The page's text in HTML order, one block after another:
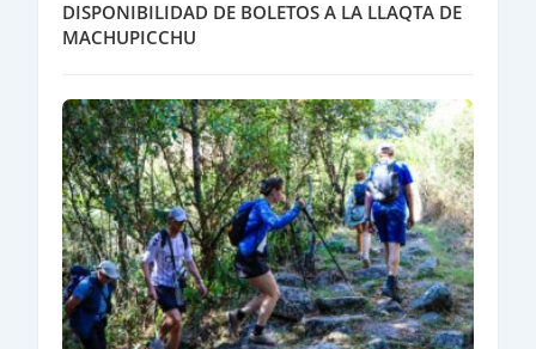
DISPONIBILIDAD DE BOLETOS A LA LLAQTA DE
MACHUPICCHU